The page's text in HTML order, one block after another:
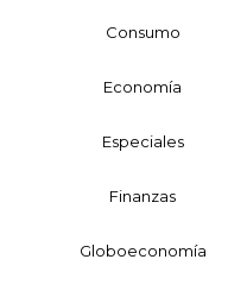
Consumo
Economía
Especiales
Finanzas
Globoeconomía